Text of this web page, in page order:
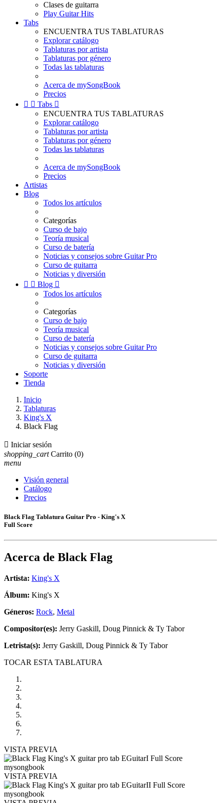
Clases de guitarra
Play Guitar Hits
Tabs
ENCUENTRA TUS TABLATURAS
Explorar catálogo
Tablaturas por artista
Tablaturas por género
Todas las tablaturas
Acerca de mySongBook
Precios
  Tabs 
ENCUENTRA TUS TABLATURAS
Explorar catálogo
Tablaturas por artista
Tablaturas por género
Todas las tablaturas
Acerca de mySongBook
Precios
Artistas
Blog
Todos los artículos
Categorías
Curso de bajo
Teoría musical
Curso de batería
Noticias y consejos sobre Guitar Pro
Curso de guitarra
Noticias y diversión
  Blog 
Todos los artículos
Categorías
Curso de bajo
Teoría musical
Curso de batería
Noticias y consejos sobre Guitar Pro
Curso de guitarra
Noticias y diversión
Soporte
Tienda
Inicio
Tablaturas
King's X
Black Flag
 Iniciar sesión
shopping_cart Carrito (0)
menu
Visión general
Catálogo
Precios
Black Flag Tablatura Guitar Pro - King's X
Full Score
Acerca de Black Flag
Artista: King's X
Álbum: King's X
Géneros: Rock, Metal
Compositor(es): Jerry Gaskill, Doug Pinnick & Ty Tabor
Letrista(s): Jerry Gaskill, Doug Pinnick & Ty Tabor
TOCAR ESTA TABLATURA
VISTA PREVIA
VISTA PREVIA